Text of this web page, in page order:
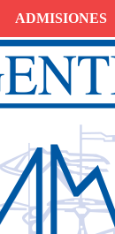
ADMISIONES